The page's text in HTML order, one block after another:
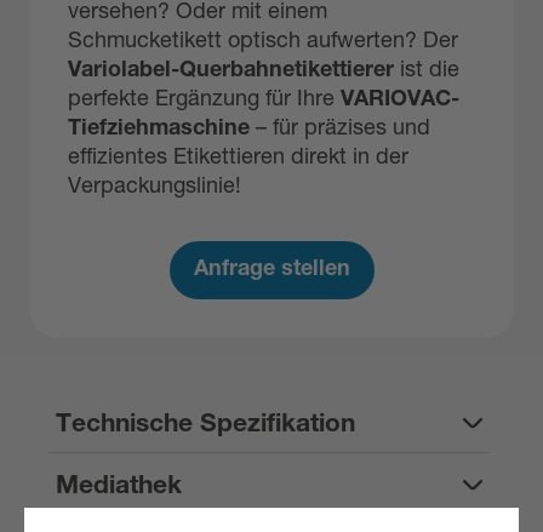
versehen? Oder mit einem
Schmucketikett optisch aufwerten? Der
Variolabel-Querbahnetikettierer ist die
perfekte Ergänzung für Ihre VARIOVAC-
Tiefziehmaschine – für präzises und
effizientes Etikettieren direkt in der
Verpackungslinie!
Anfrage stellen
Technische Spezifikation
Mediathek